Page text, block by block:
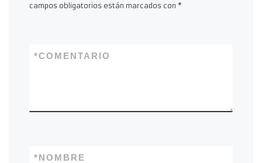
campos obligatorios están marcados con *
COMENTARIO
*
NOMBRE
*